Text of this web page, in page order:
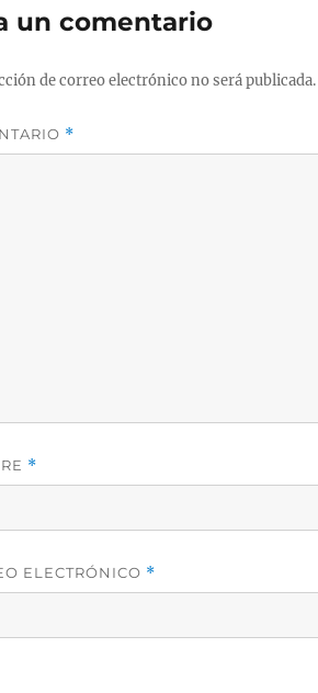
un comentario
de correo electrónico no será publicada.
*
*
ELECTRÓNICO *